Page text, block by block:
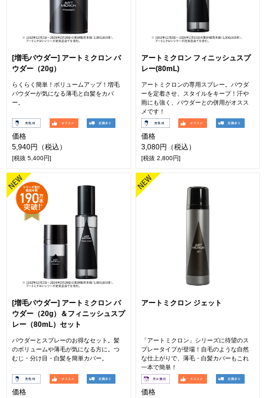
[増毛パウダー] アートミクロン パ
ウダー（20g）
らくらく簡単！ボリュームアップ！増毛
パウダーが気になる薄毛と白髪をカバ
ー。
価格
5,940円（税込）
[税抜 5,400円]
アートミクロン フィニッシュスプ
レー(80mL)
アートミクロンの専用スプレー。パウダ
ーを定着させ、スタイルをキープ！汗や
雨にも強く、パウダーとの併用がオスス
メです！
価格
3,080円（税込）
[税抜 2,800円]
[増毛パウダー] アートミクロン パ
ウダー（20g）＆フィニッシュスプ
レー（80mL）セット
パウダーとスプレーのお得なセット。髪
のボリュームや薄毛が気になる方に。つ
むじ・分け目・白髪を簡単カバー。
価格
アートミクロン ジェット
「アートミクロン」シリーズに待望のス
プレータイプが登場！自毛のような自然
な仕上がりで、薄毛・白髪カバーもこれ
一本で簡単！
価格